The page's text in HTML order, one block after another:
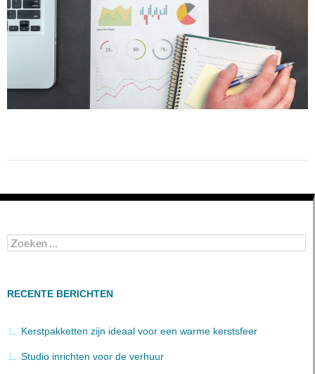
Zoeken
naar:
RECENTE BERICHTEN
Kerstpakketten zijn ideaal voor een warme kerstsfeer
Studio inrichten voor de verhuur